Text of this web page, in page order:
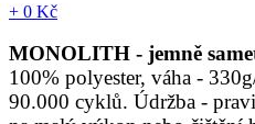
+ 0 Kč
MONOLITH - jemně
100% polyester, váha -
90.000 cyklů. Údržba -